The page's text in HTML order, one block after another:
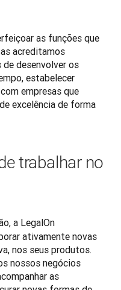
as funções que
acreditamos
desenvolver os
estabelecer
empresas que
excelência de forma
trabalhar no
a LegalOn
ativamente novas
nos seus produtos.
nossos negócios
as